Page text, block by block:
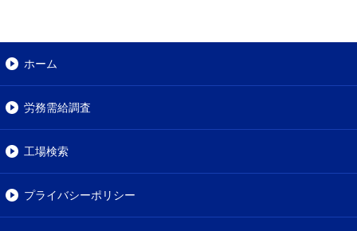
ホーム
労務需給調査
工場検索
プライバシーポリシー